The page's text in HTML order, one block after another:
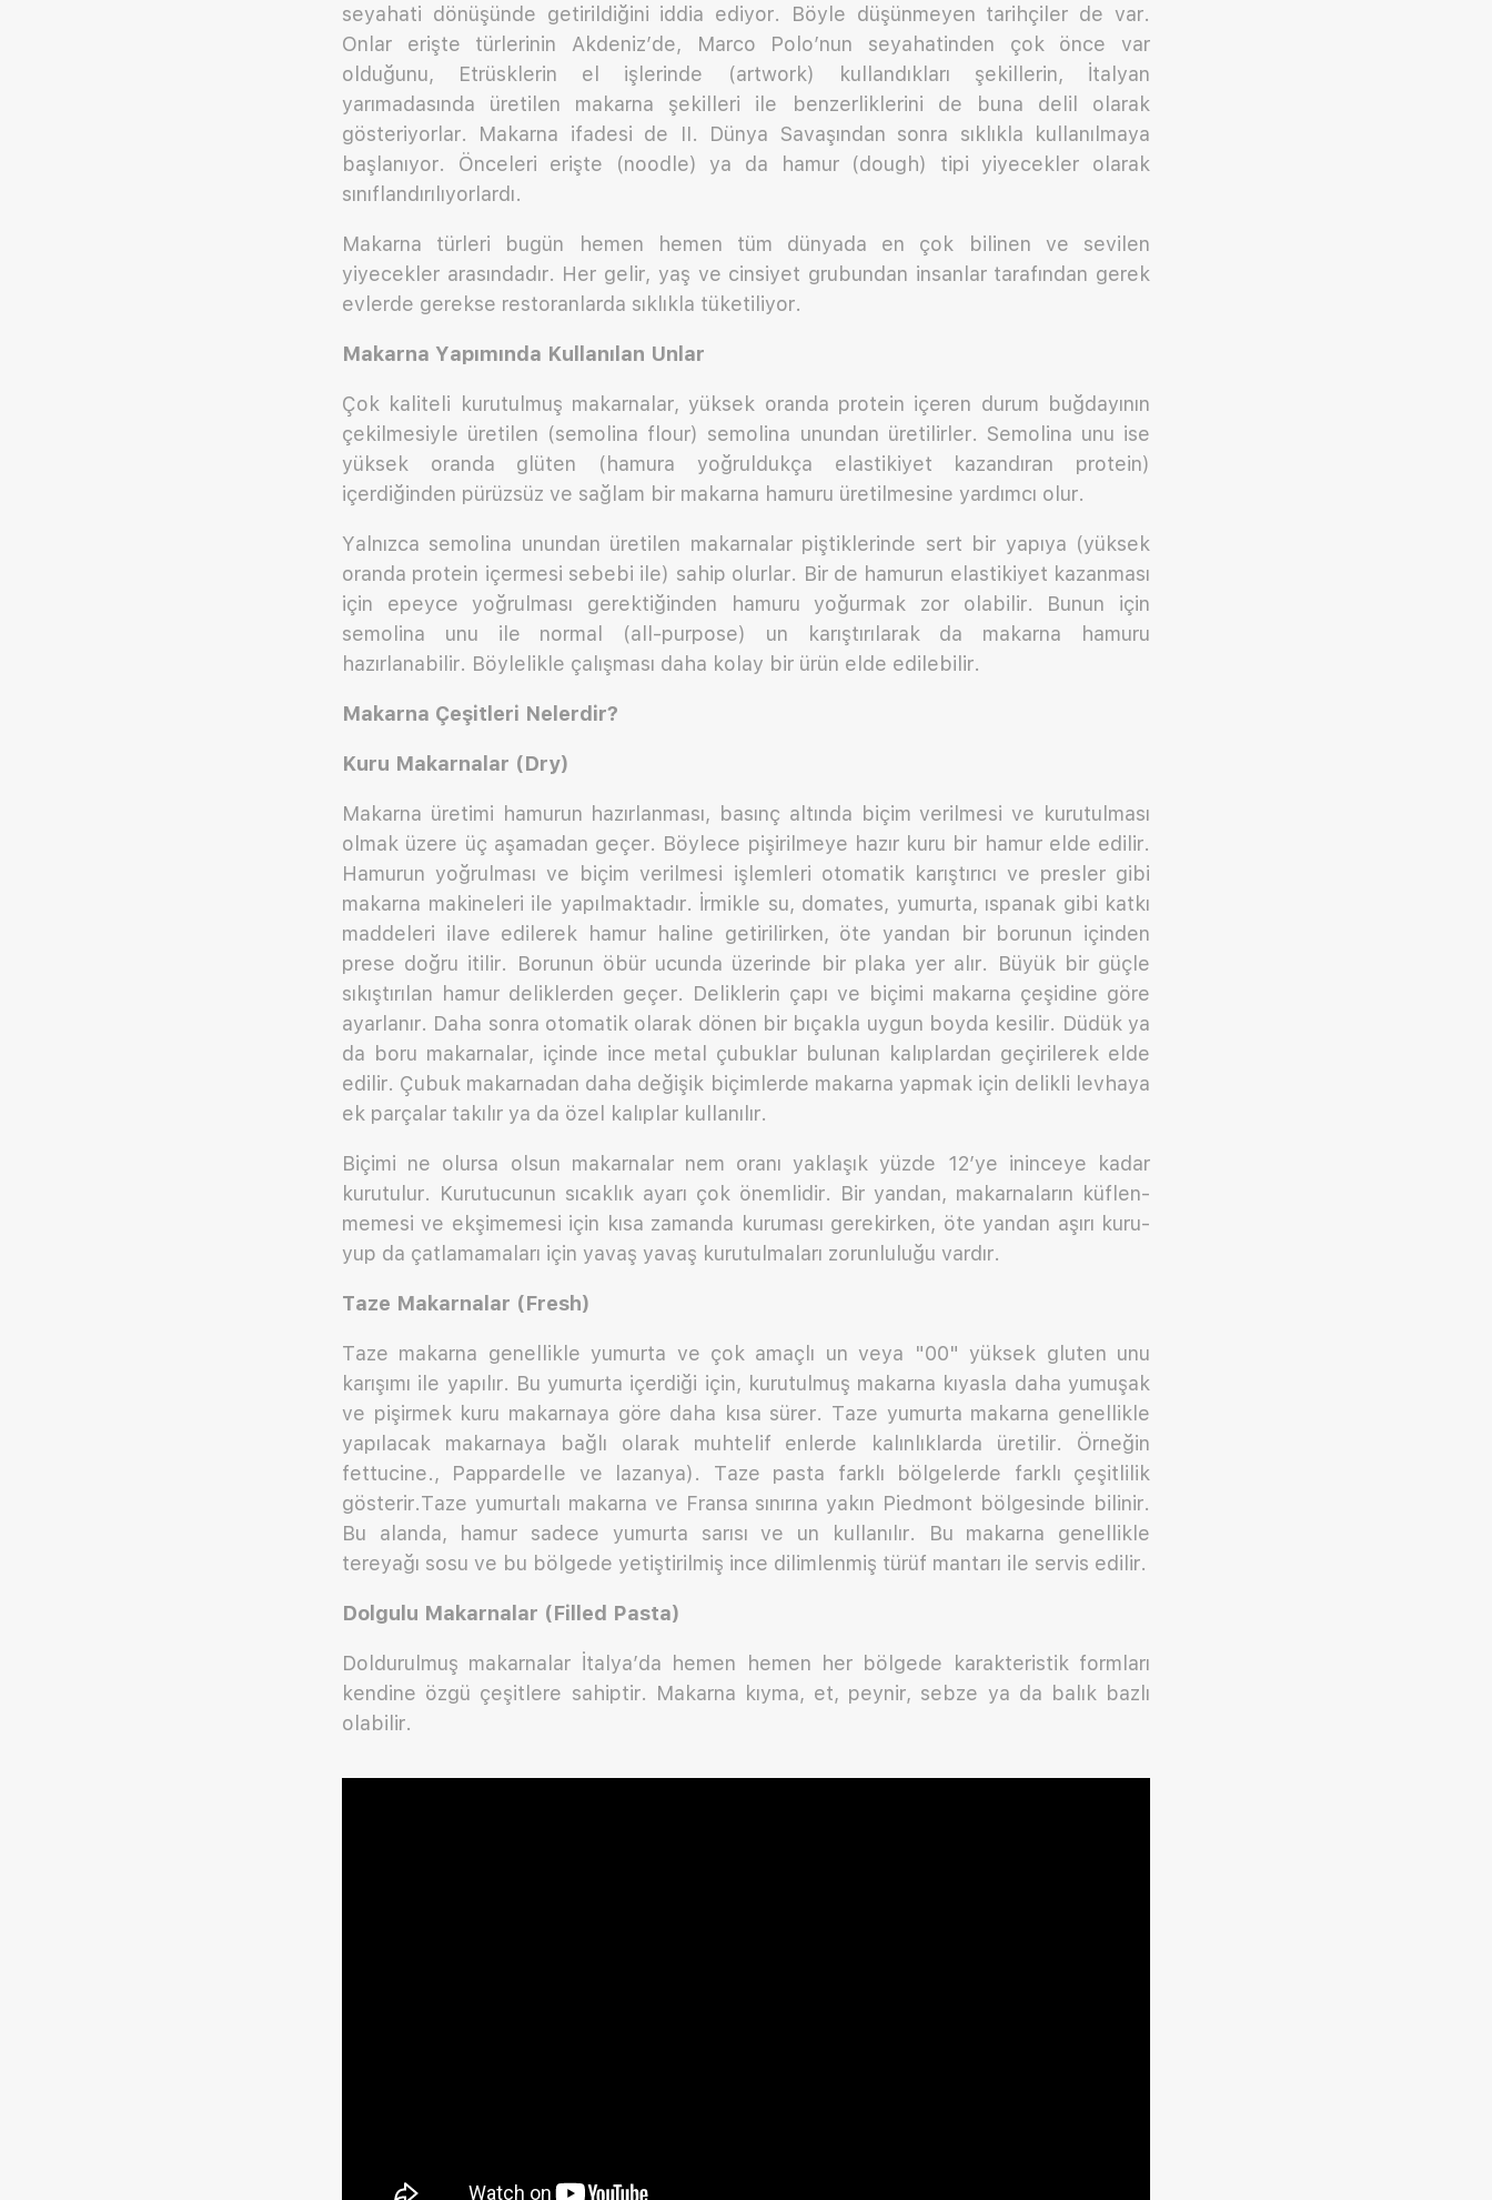
seyahati dönüşünde getirildiğini iddia ediyor. Böyle düşünmeyen tarihçiler de var.
Onlar erişte türlerinin Akdeniz’de, Marco Polo’nun seyahatinden çok önce var
olduğunu, Etrüsklerin el işlerinde (artwork) kullandıkları şekillerin, İtalyan
yarımadasında üretilen makarna şekilleri ile benzerliklerini de buna delil olarak
gösteriyorlar. Makarna ifadesi de II. Dünya Savaşından sonra sıklıkla kullanılmaya
başlanıyor. Önceleri erişte (noodle) ya da hamur (dough) tipi yiyecekler olarak
sınıflandırılıyorlardı.
Makarna türleri bugün hemen hemen tüm dünyada en çok bilinen ve sevilen
yiyecekler arasındadır. Her gelir, yaş ve cinsiyet grubundan insanlar tarafından gerek
evlerde gerekse restoranlarda sıklıkla tüketiliyor.
Makarna Yapımında Kullanılan Unlar
Çok kaliteli kurutulmuş makarnalar, yüksek oranda protein içeren durum buğdayının
çekilmesiyle üretilen (semolina flour) semolina unundan üretilirler. Semolina unu ise
yüksek oranda glüten (hamura yoğruldukça elastikiyet kazandıran protein)
içerdiğinden pürüzsüz ve sağlam bir makarna hamuru üretilmesine yardımcı olur.
Yalnızca semolina unundan üretilen makarnalar piştiklerinde sert bir yapıya (yüksek
oranda protein içermesi sebebi ile) sahip olurlar. Bir de hamurun elastikiyet kazanması
için epeyce yoğrulması gerektiğinden hamuru yoğurmak zor olabilir. Bunun için
semolina unu ile normal (all-purpose) un karıştırılarak da makarna hamuru
hazırlanabilir. Böylelikle çalışması daha kolay bir ürün elde edilebilir.
Makarna Çeşitleri Nelerdir?
Kuru Makarnalar (Dry)
Makarna üretimi hamurun hazırlanması, basınç altında biçim verilmesi ve kurutulması
olmak üzere üç aşamadan geçer. Böylece pişirilmeye hazır kuru bir hamur elde edilir.
Hamurun yoğrulması ve biçim verilmesi işlemleri otomatik karıştırıcı ve presler gibi
makarna makineleri ile yapılmaktadır. İrmikle su, doma­tes, yumurta, ıspanak gibi katkı
maddeleri ilave edilerek hamur haline getirilir­ken, öte yandan bir borunun içinden
prese doğru itilir. Borunun öbür ucunda üzerinde bir plaka yer alır. Büyük bir güçle
sıkıştırılan hamur delik­lerden geçer. Deliklerin çapı ve biçimi makar­na çeşidine göre
ayarlanır. Daha sonra oto­matik olarak dönen bir bıçakla uygun boyda kesilir. Düdük ya
da boru makarnalar, içinde ince metal çubuklar bulunan kalıplardan geçi­rilerek elde
edilir. Çubuk makarnadan daha değişik biçimlerde makarna yapmak için de­likli levhaya
ek parçalar takılır ya da özel kalıplar kullanılır.
Biçimi ne olursa olsun makarnalar nem oranı yaklaşık yüzde 12′ye ininceye kadar
kurutulur. Kurutucunun sıcaklık ayarı çok önemlidir. Bir yandan, makarnaların küflen­
memesi ve ekşimemesi için kısa zamanda kuruması gerekirken, öte yandan aşırı kuru­
yup da çatlamamaları için yavaş yavaş kurutulmaları zorunluluğu vardır.
Taze Makarnalar (Fresh)
Taze makarna genellikle yumurta ve çok amaçlı un veya "00" yüksek gluten unu
karışımı ile yapılır. Bu yumurta içerdiği için, kurutulmuş makarna kıyasla daha yumuşak
ve pişirmek kuru makarnaya göre daha kısa sürer. Taze yumurta makarna genellikle
yapılacak makarnaya bağlı olarak muhtelif enlerde kalınlıklarda üretilir. Örneğin
fettucine., Pappardelle ve lazanya). Taze pasta farklı bölgelerde farklı çeşitlilik
gösterir.Taze yumurtalı makarna ve Fransa sınırına yakın Piedmont bölgesinde bilinir.
Bu alanda, hamur sadece yumurta sarısı ve un kullanılır. Bu makarna genellikle
tereyağı sosu ve bu bölgede yetiştirilmiş ince dilimlenmiş türüf mantarı ile servis edilir.
Dolgulu Makarnalar (Filled Pasta)
Doldurulmuş makarnalar İtalya’da hemen hemen her bölgede karakteristik formları
kendine özgü çeşitlere sahiptir. Makarna kıyma, et, peynir, sebze ya da balık bazlı
olabilir.